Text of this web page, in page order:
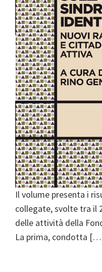
Il volume presenta i
collegate, svolte tra il
delle attività della
La prima, condotta